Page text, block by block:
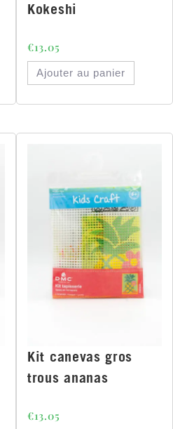
Kokeshi
€13.05
Ajouter au panier
Kit canevas gros
trous ananas
€13.05